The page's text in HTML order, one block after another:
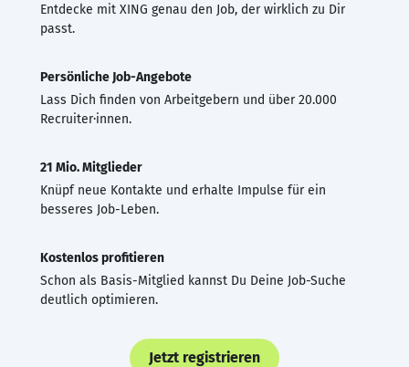
Entdecke mit XING genau den Job, der wirklich zu Dir
passt.
Persönliche Job-Angebote
Lass Dich finden von Arbeitgebern und über 20.000
Recruiter·innen.
21 Mio. Mitglieder
Knüpf neue Kontakte und erhalte Impulse für ein
besseres Job-Leben.
Kostenlos profitieren
Schon als Basis-Mitglied kannst Du Deine Job-Suche
deutlich optimieren.
Jetzt registrieren